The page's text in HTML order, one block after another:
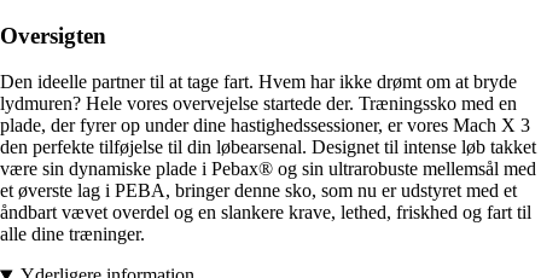
Oversigten
Den ideelle partner til at tage fart. Hvem har ikke drømt om at bryde
lydmuren? Hele vores overvejelse startede der. Træningssko med en
plade, der fyrer op under dine hastighedssessioner, er vores Mach X 3
den perfekte tilføjelse til din løbearsenal. Designet til intense løb takket
være sin dynamiske plade i Pebax® og sin ultrarobuste mellemsål med
et øverste lag i PEBA, bringer denne sko, som nu er udstyret med et
åndbart vævet overdel og en slankere krave, lethed, friskhed og fart til
alle dine træninger.